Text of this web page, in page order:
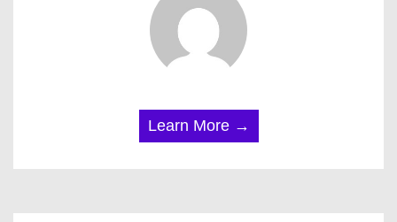
Learn More →